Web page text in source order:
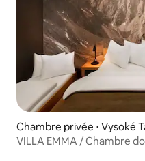
Chambre privée ⋅ Vysoké
VILLA EMMA / Chambre